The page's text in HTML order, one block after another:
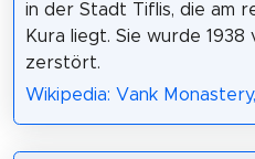
in der Stadt Tiflis, die am
Kura liegt. Sie wurde 1938
zerstört.
Wikipedia: Vank